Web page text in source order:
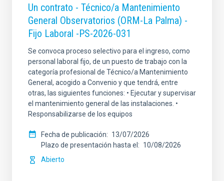
Un contrato - Técnico/a Mantenimiento
General Observatorios (ORM-La Palma) -
Fijo Laboral -PS-2026-031
Se convoca proceso selectivo para el ingreso, como
personal laboral fijo, de un puesto de trabajo con la
categoría profesional de Técnico/a Mantenimiento
General, acogido a Convenio y que tendrá, entre
otras, las siguientes funciones: • Ejecutar y supervisar
el mantenimiento general de las instalaciones. •
Responsabilizarse de los equipos
Fecha de publicación
13/07/2026
Plazo de presentación hasta el
10/08/2026
Abierto